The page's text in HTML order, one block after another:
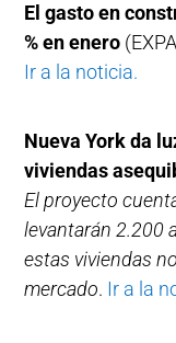
El gasto en
% en enero
Ir a la noticia.
Nueva York da
viviendas
El proyecto
levantarán 2.200
estas viviendas
mercado. Ir a la